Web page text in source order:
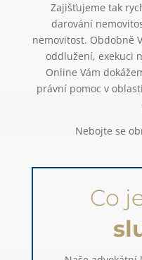
Zajišťujeme tak
darování
nemovitost. Obdobně
oddlužení, exekuci
Online Vám
právní pomoc v
Nebojte se
Co